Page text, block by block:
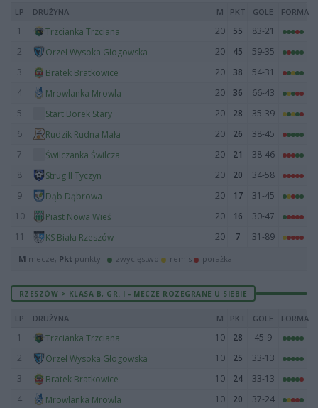
LP DRUŻYNA M PKT GOLE FORMA
1 Trzcianka Trzciana 20 55
83-21
2
Orzeł Wysoka Głogowska 20 45
59-35
3
Bratek Bratkowice 20 38
54-31
4
Mrowlanka Mrowla 20 36
66-43
5
Start Borek Stary 20 28
35-39
6
Rudzik Rudna Mała 20 26
38-45
7
Świlczanka Świlcza 20 21
38-46
8
Strug II Tyczyn 20 20
34-58
9
Dąb Dąbrowa 20 17
31-45
10
Piast Nowa Wieś 20 16
30-47
11
KS Biała Rzeszów 20 7 31-89
M mecze, Pkt punkty · zwycięstwo remis porażka
RZESZÓW > KLASA B, GR. I - MECZE ROZEGRANE U SIEBIE
LP DRUŻYNA M PKT GOLE FORMA
1 Trzcianka Trzciana 10 28
45-9
2
Orzeł Wysoka Głogowska 10 25
33-13
3
Bratek Bratkowice 10 24
33-13
4
Mrowlanka Mrowla 10 20
37-24